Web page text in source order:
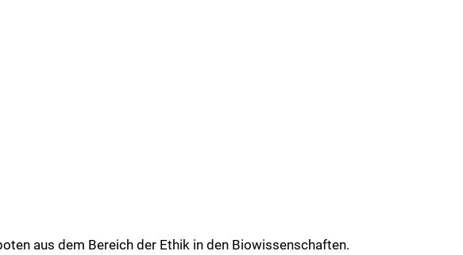
aus dem Bereich der Ethik in den Biowissenschaften.